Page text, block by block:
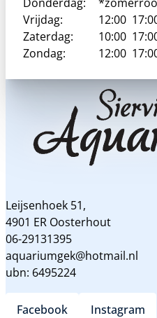
Leijsenhoek 51,
4901 ER Oosterhout
06-29131395
aquariumgek@hotmail.nl
ubn: 6495224
Facebook Instagram
Donderdag:
Vrijdag:
12:00
Zaterdag:
10:00
Zondag:
12:00